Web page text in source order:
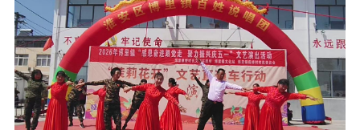
哲学社科
社科强省 工作通知
成果集萃
江苏文脉
资料下载
新闻宣传